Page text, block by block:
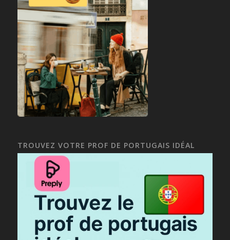
TROUVEZ VOTRE PROF DE PORTUGAIS IDÉAL